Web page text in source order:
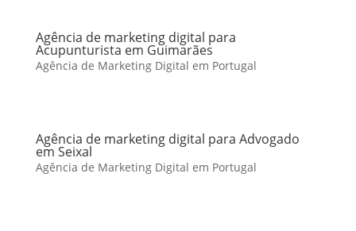
Agência de marketing digital para
Acupunturista em Guimarães
Agência de Marketing Digital em Portugal
Agência de marketing digital para Advogado
em Seixal
Agência de Marketing Digital em Portugal